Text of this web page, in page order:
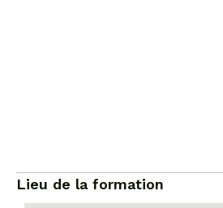
Lieu de la formation